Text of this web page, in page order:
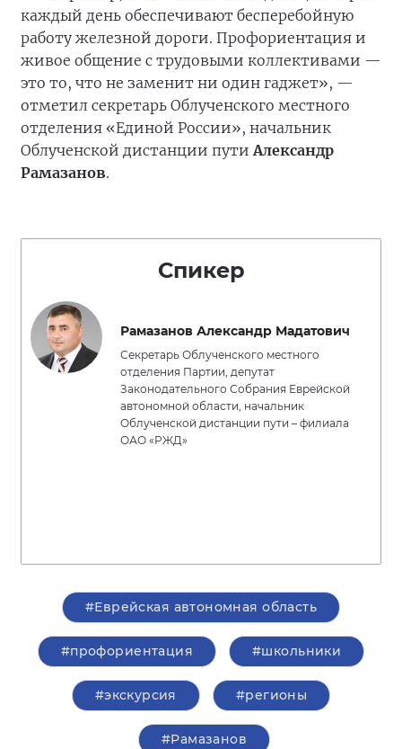
каждый день обеспечивают бесперебойную
работу железной дороги. Профориентация и
живое общение с трудовыми коллективами —
это то, что не заменит ни один гаджет», —
отметил секретарь Облученского местного
отделения «Единой России», начальник
Облученской дистанции путиАлександр
Рамазанов.
Спикер
Рамазанов Александр Мадатович
Секретарь Облученского местного
отделения Партии, депутат
Законодательного Собрания Еврейской
автономной области, начальник
Облученской дистанции пути – филиала
ОАО «РЖД»
#Еврейская автономная область
#профориентация #школьники
#экскурсия #регионы
#Рамазанов